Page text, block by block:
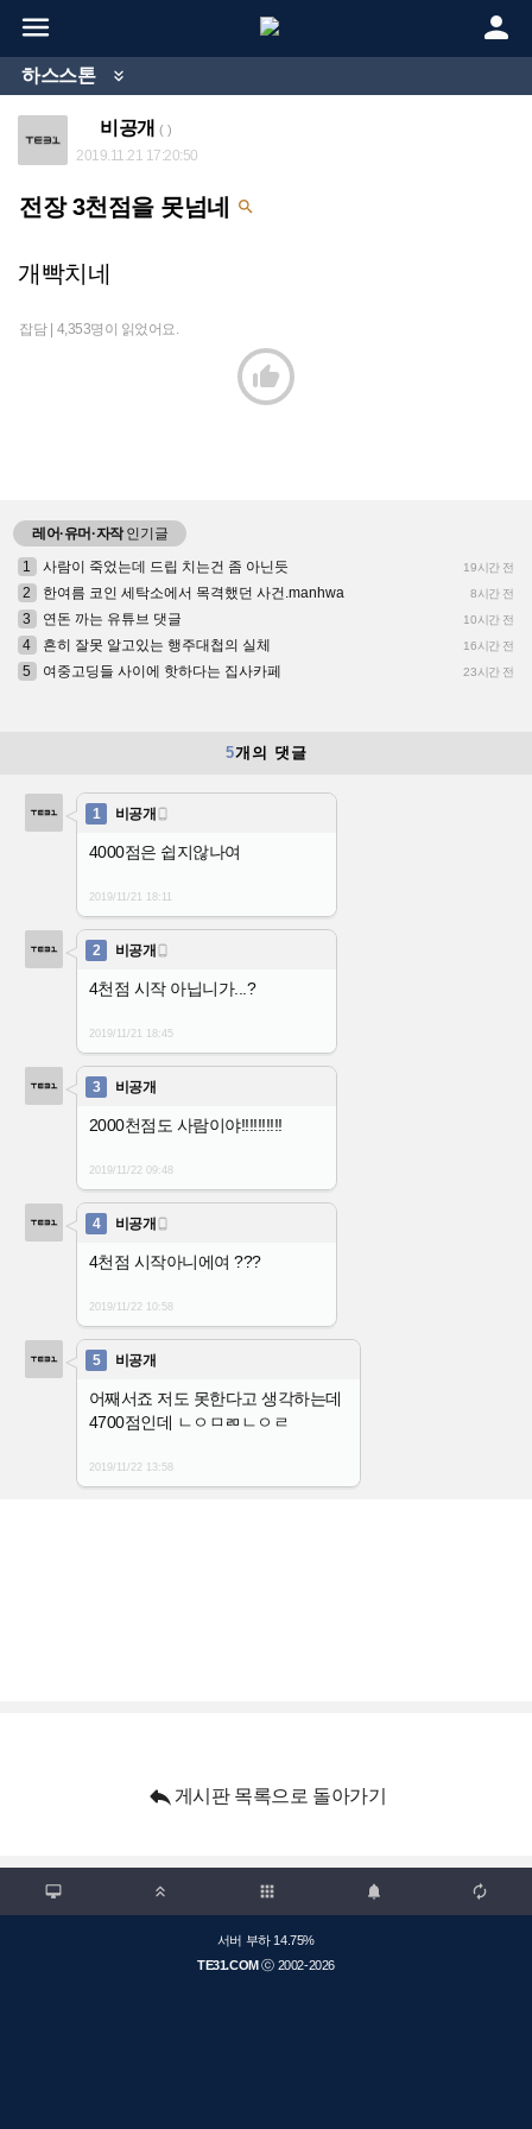
 
하스스톤 
비공개 ( )
2019.11.21 17:20:50
전장 3천점을 못넘네 
개빡치네
잡담 | 4,353명이 읽었어요.

레어·유머·자작인기글
1
사람이 죽었는데 드립 치는건 좀 아닌듯 19시간 전
2 한여름 코인 세탁소에서 목격했던 사건.manhwa 8시간 전
3 연돈 까는 유튜브 댓글 10시간 전
4 흔히 잘못 알고있는 행주대첩의 실체 16시간 전
5 여중고딩들 사이에 핫하다는 집사카페 23시간 전
5개의 댓글
1 비공개 
4000점은 쉽지않나여
2019/11/21 18:11
2 비공개 
4천점 시작 아닙니가...?
2019/11/21 18:45
3 비공개
2000천점도 사람이야!!!!!!!!!!
2019/11/22 09:48
4 비공개 
4천점 시작아니에여 ???
2019/11/22 10:58
5 비공개
어째서죠 저도 못한다고 생각하는데
4700점인데 ㄴㅇㅁㄻㄴㅇㄹ
2019/11/22 13:58
 게시판 목록으로 돌아가기
  apps  
서버 부하 14.75%
TE31.COMⓒ 2002-2026